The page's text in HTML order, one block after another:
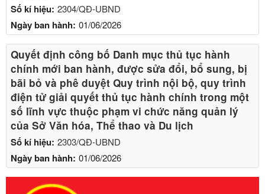
Số kí hiệu: 2304/QĐ-UBND
Ngày ban hành: 01/06/2026
Số kí hiệu: 2303/QĐ-UBND
Ngày ban hành: 01/06/2026
Quyết định công bố Danh mục thủ tục hành
chính mới ban hành, được sửa đổi, bổ sung, bị
bãi bỏ và phê duyệt Quy trình nội bộ, quy trình
điện tử giải quyết thủ tục hành chính trong một
số lĩnh vực thuộc phạm vi chức năng quản lý
của Sở Văn hóa, Thể thao và Du lịch